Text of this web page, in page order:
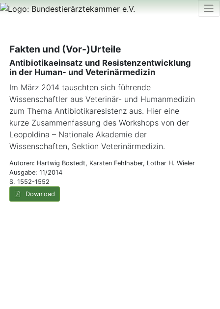
Fakten und (Vor-)Urteile
Antibiotikaeinsatz und Resistenzentwicklung
in der Human- und Veterinärmedizin
Im März 2014 tauschten sich führende
Wissenschaftler aus Veterinär- und Humanmedizin
zum Thema Antibiotikaresistenz aus. Hier eine
kurze Zusammenfassung des Workshops von der
Leopoldina – Nationale Akademie der
Wissenschaften, Sektion Veterinärmedizin.
Autoren: Hartwig Bostedt, Karsten Fehlhaber, Lothar H. Wieler
Ausgabe: 11/2014
S. 1552-1552
Download